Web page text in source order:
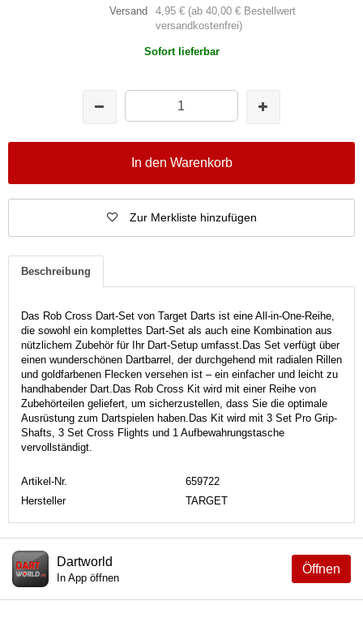
Versand
4,95 € (ab 40,00 € Bestellwert
versandkostenfrei)
Sofort lieferbar
In den Warenkorb
Zur Merkliste hinzufügen
Beschreibung
Das Rob Cross Dart-Set von Target Darts ist eine All-in-One-Reihe,
die sowohl ein komplettes Dart-Set als auch eine Kombination aus
nützlichem Zubehör für Ihr Dart-Setup umfasst. Das Set verfügt über
einen wunderschönen Dartbarrel, der durchgehend mit radialen Rillen
und goldfarbenen Flecken versehen ist – ein einfacher und leicht zu
handhabender Dart. Das Rob Cross Kit wird mit einer Reihe von
Zubehörteilen geliefert, um sicherzustellen, dass Sie die optimale
Ausrüstung zum Dartspielen haben. Das Kit wird mit 3 Set Pro Grip-
Shafts, 3 Set Cross Flights und 1 Aufbewahrungstasche
vervollständigt.
Artikel-Nr.
659722
Hersteller
TARGET
Öffnen
Dartworld
In App öffnen